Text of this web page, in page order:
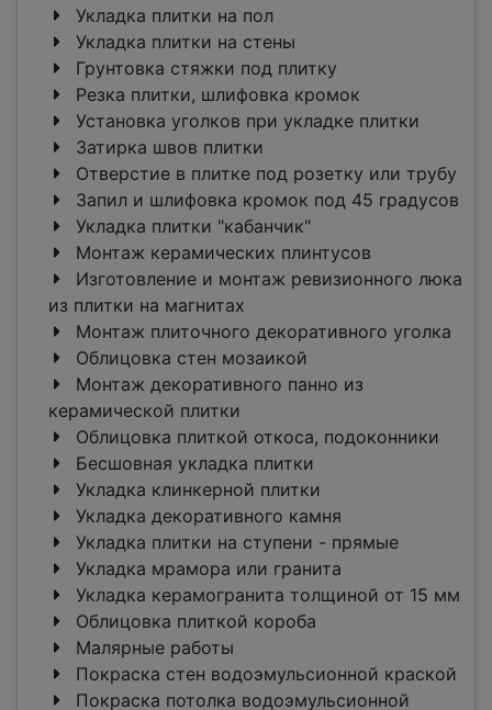
Укладка плитки на пол
Укладка плитки на стены
Грунтовка стяжки под плитку
Резка плитки, шлифовка кромок
Установка уголков при укладке плитки
Затирка швов плитки
Отверстие в плитке под розетку или трубу
Запил и шлифовка кромок под 45 градусов
Укладка плитки "кабанчик"
Монтаж керамических плинтусов
Изготовление и монтаж ревизионного люка
из плитки на магнитах
Монтаж плиточного декоративного уголка
Облицовка стен мозаикой
Монтаж декоративного панно из
керамической плитки
Облицовка плиткой откоса, подоконники
Бесшовная укладка плитки
Укладка клинкерной плитки
Укладка декоративного камня
Укладка плитки на ступени - прямые
Укладка мрамора или гранита
Укладка керамогранита толщиной от 15 мм
Облицовка плиткой короба
Малярные работы
Покраска стен водоэмульсионной краской
Покраска потолка водоэмульсионной